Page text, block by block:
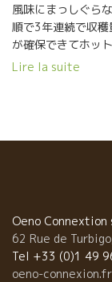
風味にまっしぐら
順で3年連続で収
が確保できてホッ
ォニー社へ)
Lire la suite
Oeno Connextion
62 Rue de
Tel +33 (0)1 49
oeno-connexion.fr